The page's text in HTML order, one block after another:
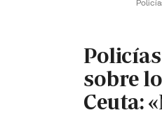
sobre
Ceuta: